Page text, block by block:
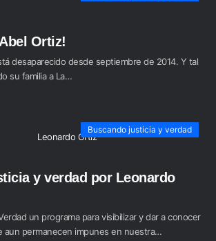
Ortiz!
desaparecido desde septiembre de 2014. Y tal
su familia a La…
Buscando justicia y verdad
y verdad por Leonardo
un programa para visibilizar y dar a conocer
aun permanecen impunes en nuestra…